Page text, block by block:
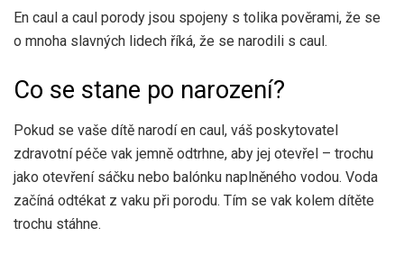
En caul a caul porody jsou spojeny s tolika pověrami, že se
o mnoha slavných lidech říká, že se narodili s caul.
Co se stane po narození?
Pokud se vaše dítě narodí en caul, váš poskytovatel
zdravotní péče vak jemně odtrhne, aby jej otevřel – trochu
jako otevření sáčku nebo balónku naplněného vodou. Voda
začíná odtékat z vaku při porodu. Tím se vak kolem dítěte
trochu stáhne.